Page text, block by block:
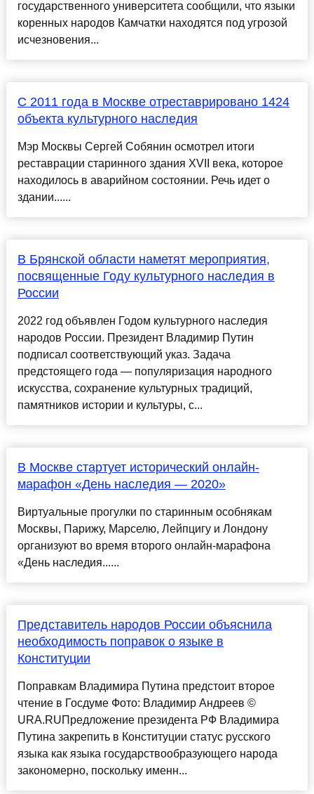
государственного университета сообщили, что языки
коренных народов Камчатки находятся под угрозой
исчезновения...
С 2011 года в Москве отреставрировано 1424
объекта культурного наследия
Мэр Москвы Сергей Собянин осмотрел итоги
реставрации старинного здания XVII века, которое
находилось в аварийном состоянии. Речь идет о
здании......
В Брянской области наметят мероприятия,
посвященные Году культурного наследия в
России
2022 год объявлен Годом культурного наследия
народов России. Президент Владимир Путин
подписал соответствующий указ. Задача
предстоящего года — популяризация народного
искусства, сохранение культурных традиций,
памятников истории и культуры, с...
В Москве стартует исторический онлайн-
марафон «День наследия — 2020»
Виртуальные прогулки по старинным особнякам
Москвы, Парижу, Марселю, Лейпцигу и Лондону
организуют во время второго онлайн-марафона
«День наследия......
Представитель народов России объяснила
необходимость поправок о языке в
Конституции
Поправкам Владимира Путина предстоит второе
чтение в Госдуме Фото: Владимир Андреев ©
URA.RUПредложение президента РФ Владимира
Путина закрепить в Конституции статус русского
языка как языка государствообразующего народа
закономерно, поскольку именн...